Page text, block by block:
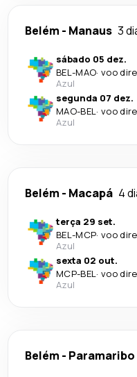
Belém - Manaus 3
sábado 05 dez.
BEL-MAO· voo
Azul
segunda 07 dez.
MAO-BEL· voo
Azul
Belém - Macapá 4
terça 29 set.
BEL-MCP· voo
Azul
sexta 02 out.
MCP-BEL· voo
Azul
Belém - Paramaribo